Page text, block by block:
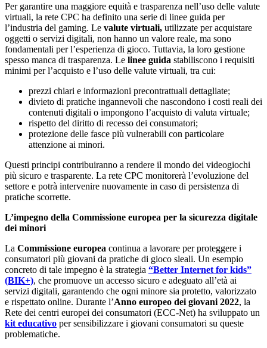
Per garantire una maggiore equità e trasparenza nell’uso delle valute
virtuali, la rete CPC ha definito una serie di linee guida per
l’industria del gaming. Le valute virtuali, utilizzate per acquistare
oggetti o servizi digitali, non hanno un valore reale, ma sono
fondamentali per l’esperienza di gioco. Tuttavia, la loro gestione
spesso manca di trasparenza. Le linee guida stabiliscono i requisiti
minimi per l’acquisto e l’uso delle valute virtuali, tra cui:
prezzi chiari e informazioni precontrattuali dettagliate;
divieto di pratiche ingannevoli che nascondono i costi reali dei
contenuti digitali o impongono l’acquisto di valuta virtuale;
rispetto del diritto di recesso dei consumatori;
protezione delle fasce più vulnerabili con particolare
attenzione ai minori.
Questi principi contribuiranno a rendere il mondo dei videogiochi
più sicuro e trasparente. La rete CPC monitorerà l’evoluzione del
settore e potrà intervenire nuovamente in caso di persistenza di
pratiche scorrette.
L’impegno della Commissione europea per la sicurezza digitale
dei minori
La Commissione europea continua a lavorare per proteggere i
consumatori più giovani da pratiche di gioco sleali. Un esempio
concreto di tale impegno è la strategia “Better Internet for kids”
(BIK+), che promuove un accesso sicuro e adeguato all’età ai
servizi digitali, garantendo che ogni minore sia protetto, valorizzato
e rispettato online. Durante l’Anno europeo dei giovani 2022, la
Rete dei centri europei dei consumatori (ECC-Net) ha sviluppato un
kit educativo per sensibilizzare i giovani consumatori su queste
problematiche.